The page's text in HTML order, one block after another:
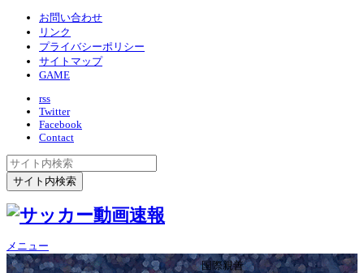
お問い合わせ
リンク
プライバシーポリシー
サイトマップ
GAME
rss
Twitter
Facebook
Contact
メニュー
国際親善